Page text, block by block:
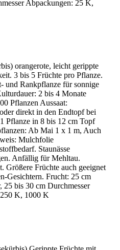
Abpackungen: 25 K,
orangerote, leicht gerippte
3 bis 5 Früchte pro Pflanze.
und Rankpflanze für sonnige
2 bis 4 Monate
Pflanzen Aussaat:
direkt in den Endtopf bei
Pflanze in 8 bis 12 cm Topf
Ab Mai 1 x 1 m, Auch
Mulchfolie
Staunässe
Anfällig für Mehltau.
Größere Früchte auch geeignet
Gesichtern. Frucht: 25 cm
25 bis 30 cm Durchmesser
K, 1000 K